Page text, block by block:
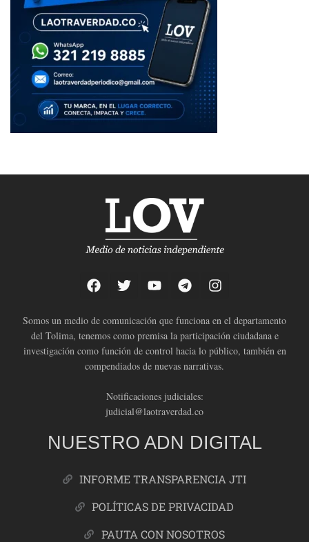
Somos un medio de comunicación que funciona en el departamento
del Tolima, tenemos como premisa la participación ciudadana e
investigación como función de control hacia lo público, también en
compendiados de nuevas narrativas.
Notificaciones judiciales:
judicial@laotraverdad.co
NUESTRO ADN DIGITAL
INFORME TRANSPARENCIA JTI
POLÍTICAS DE PRIVACIDAD
PAUTA CON NOSOTROS